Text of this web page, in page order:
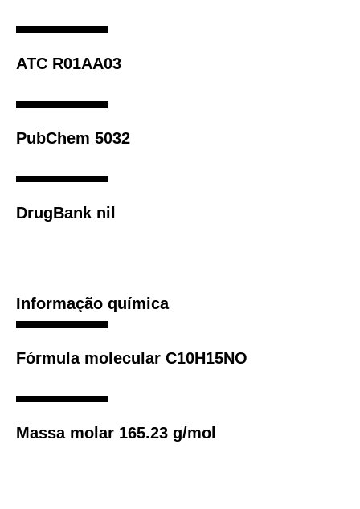
ATC R01AA03
PubChem 5032
DrugBank nil
Informação química
Fórmula molecular C10H15NO
Massa molar 165.23 g/mol